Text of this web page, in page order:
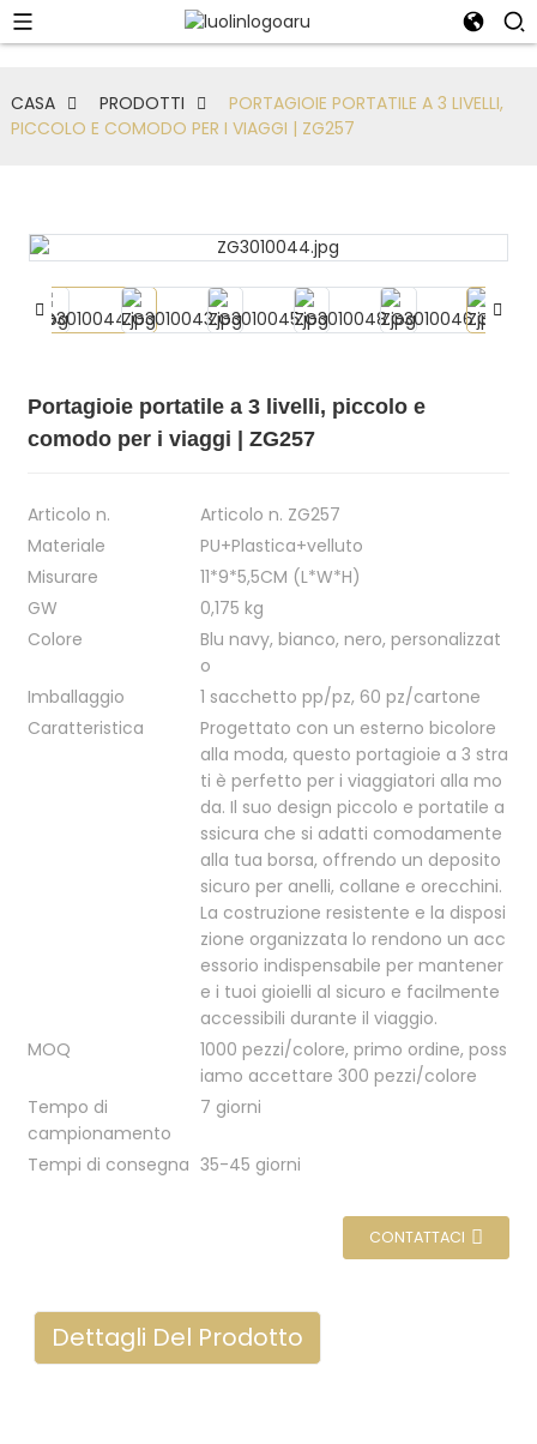
CASA PRODOTTI
PORTAGIOIE PORTATILE A 3 LIVELLI,
PICCOLO E COMODO PER I VIAGGI | ZG257
Portagioie portatile a 3 livelli, piccolo e
comodo per i viaggi | ZG257
Articolo n.
Articolo n. ZG257
Materiale
PU+Plastica+velluto
Misurare
11*9*5,5CM (L*W*H)
GW
0,175 kg
Colore
Blu navy, bianco, nero, personalizzat
o
Imballaggio
1 sacchetto pp/pz, 60 pz/cartone
Caratteristica
Progettato con un esterno bicolore
alla moda, questo portagioie a 3 stra
ti è perfetto per i viaggiatori alla mo
da. Il suo design piccolo e portatile a
ssicura che si adatti comodamente
alla tua borsa, offrendo un deposito
sicuro per anelli, collane e orecchini.
La costruzione resistente e la disposi
zione organizzata lo rendono un acc
essorio indispensabile per mantener
e i tuoi gioielli al sicuro e facilmente
accessibili durante il viaggio.
MOQ
1000 pezzi/colore, primo ordine, poss
iamo accettare 300 pezzi/colore
Tempo di
campionamento
7 giorni
Tempi di consegna 35-45 giorni
CONTATTACI
Dettagli Del Prodotto